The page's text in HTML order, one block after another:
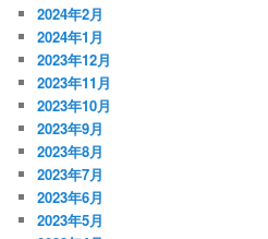
2024年2月
2024年1月
2023年12月
2023年11月
2023年10月
2023年9月
2023年8月
2023年7月
2023年6月
2023年5月